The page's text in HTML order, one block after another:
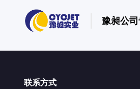
豫昶公
联系方式